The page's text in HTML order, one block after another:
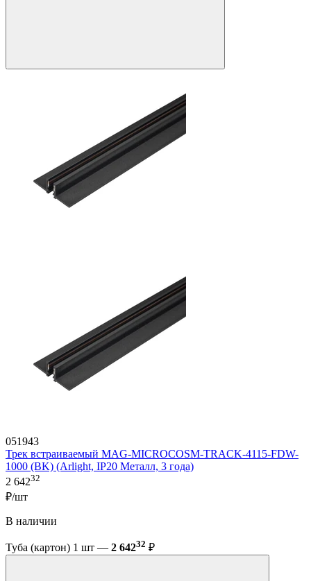
051943
Трек встраиваемый MAG-MICROCOSM-TRACK-4115-FDW-
1000 (BK) (Arlight, IP20 Металл, 3 года)
2 64232
₽/шт
В наличии
Туба (картон) 1 шт — 2 64232 ₽